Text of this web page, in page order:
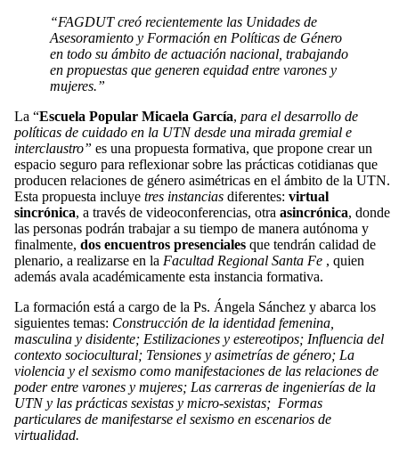
“FAGDUT creó recientemente las Unidades de
Asesoramiento y Formación en Políticas de Género
en todo su ámbito de actuación nacional, trabajando
en propuestas que generen equidad entre varones y
mujeres.”
La “Escuela Popular Micaela García, para el desarrollo de
políticas de cuidado en la UTN desde una mirada gremial e
interclaustro” es una propuesta formativa, que propone crear un
espacio seguro para reflexionar sobre las prácticas cotidianas que
producen relaciones de género asimétricas en el ámbito de la UTN.
Esta propuesta incluye tres instancias diferentes: virtual
sincrónica, a través de videoconferencias, otra asincrónica, donde
las personas podrán trabajar a su tiempo de manera autónoma y
finalmente, dos encuentros presenciales que tendrán calidad de
plenario, a realizarse en la Facultad Regional Santa Fe , quien
además avala académicamente esta instancia formativa.
La formación está a cargo de la Ps. Ángela Sánchez y abarca los
siguientes temas: Construcción de la identidad femenina,
masculina y disidente; Estilizaciones y estereotipos; Influencia del
contexto sociocultural; Tensiones y asimetrías de género; La
violencia y el sexismo como manifestaciones de las relaciones de
poder entre varones y mujeres; Las carreras de ingenierías de la
UTN y las prácticas sexistas y micro-sexistas; Formas
particulares de manifestarse el sexismo en escenarios de
virtualidad.